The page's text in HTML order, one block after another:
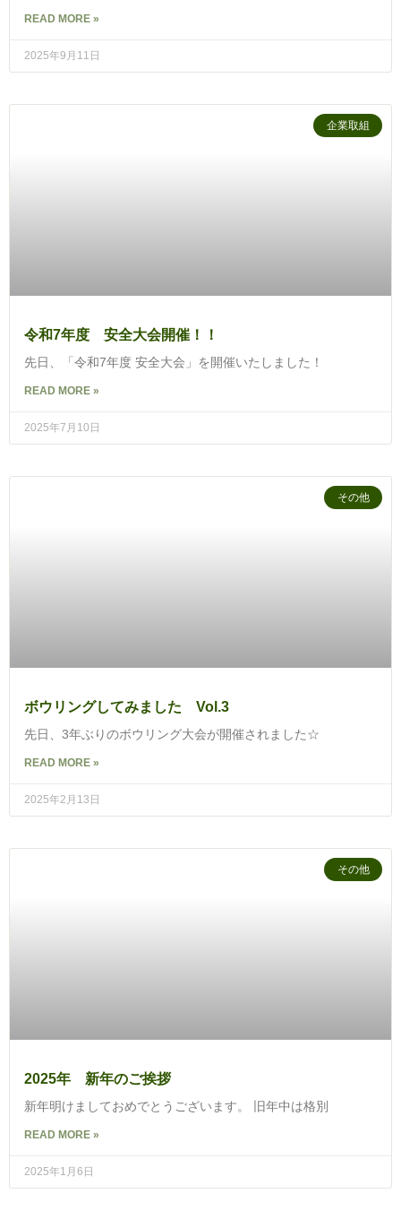
READ MORE »
2025年9月11日
企業取組
令和7年度 安全大会開催！！
先日、「令和7年度 安全大会」を開催いたしました！
READ MORE »
2025年7月10日
その他
ボウリングしてみました Vol.3
先日、3年ぶりのボウリング大会が開催されました☆
READ MORE »
2025年2月13日
その他
2025年 新年のご挨拶
新年明けましておめでとうございます。 旧年中は格別
READ MORE »
2025年1月6日